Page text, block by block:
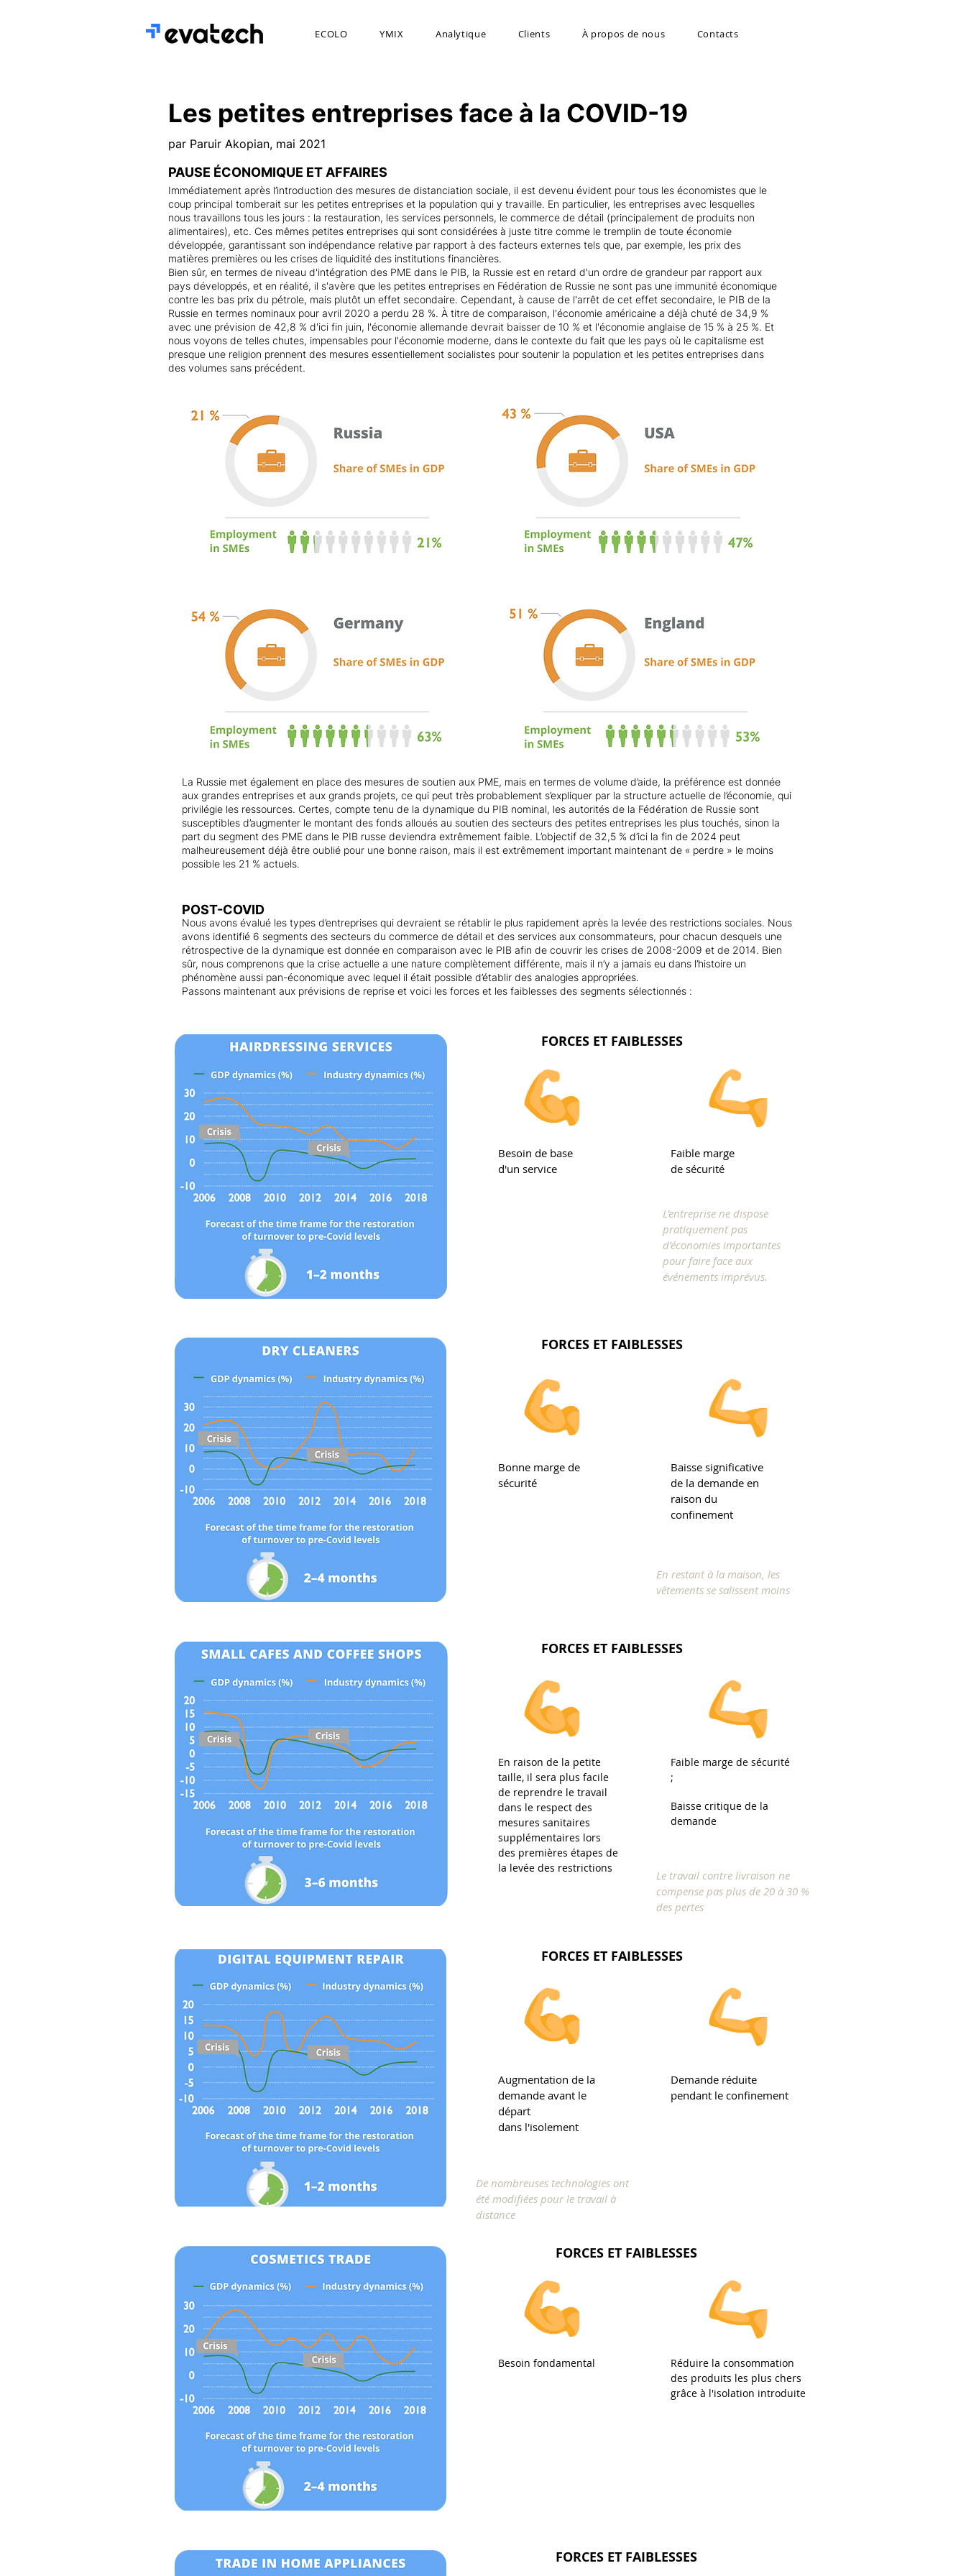
ECOLO YMIX Analytique Clients À propos de nous Contacts
Les petites entreprises face à la COVID-19
par Paruir Akopian, mai 2021
PAUSE ÉCONOMIQUE ET AFFAIRES
Immédiatement après l’introduction des mesures de distanciation sociale, il est devenu évident pour tous les économistes que le
coup principal tomberait sur les petites entreprises et la population qui y travaille. En particulier, les entreprises avec lesquelles
nous travaillons tous les jours : la restauration, les services personnels, le commerce de détail (principalement de produits non
alimentaires), etc. Ces mêmes petites entreprises qui sont considérées à juste titre comme le tremplin de toute économie
développée, garantissant son indépendance relative par rapport à des facteurs externes tels que, par exemple, les prix des
matières premières ou les crises de liquidité des institutions financières.
Bien sûr, en termes de niveau d'intégration des PME dans le PIB, la Russie est en retard d'un ordre de grandeur par rapport aux
pays développés, et en réalité, il s'avère que les petites entreprises en Fédération de Russie ne sont pas une immunité économique
contre les bas prix du pétrole, mais plutôt un effet secondaire. Cependant, à cause de l'arrêt de cet effet secondaire, le PIB de la
Russie en termes nominaux pour avril 2020 a perdu 28 %. À titre de comparaison, l'économie américaine a déjà chuté de 34,9 %
avec une prévision de 42,8 % d'ici fin juin, l'économie allemande devrait baisser de 10 % et l'économie anglaise de 15 % à 25 %. Et
nous voyons de telles chutes, impensables pour l'économie moderne, dans le contexte du fait que les pays où le capitalisme est
presque une religion prennent des mesures essentiellement socialistes pour soutenir la population et les petites entreprises dans
des volumes sans précédent.
La Russie met également en place des mesures de soutien aux PME, mais en termes de volume d’aide, la préférence est donnée
aux grandes entreprises et aux grands projets, ce qui peut très probablement s’expliquer par la structure actuelle de l’économie, qui
privilégie les ressources. Certes, compte tenu de la dynamique du PIB nominal, les autorités de la Fédération de Russie sont
susceptibles d’augmenter le montant des fonds alloués au soutien des secteurs des petites entreprises les plus touchés, sinon la
part du segment des PME dans le PIB russe deviendra extrêmement faible. L’objectif de 32,5 % d’ici la fin de 2024 peut
malheureusement déjà être oublié pour une bonne raison, mais il est extrêmement important maintenant de « perdre » le moins
possible les 21 % actuels.
Nous avons évalué les types d’entreprises qui devraient se rétablir le plus rapidement après la levée des restrictions sociales. Nous
avons identifié 6 segments des secteurs du commerce de détail et des services aux consommateurs, pour chacun desquels une
rétrospective de la dynamique est donnée en comparaison avec le PIB afin de couvrir les crises de 2008-2009 et de 2014. Bien
sûr, nous comprenons que la crise actuelle a une nature complètement différente, mais il n’y a jamais eu dans l’histoire un
phénomène aussi pan-économique avec lequel il était possible d’établir des analogies appropriées.
Passons maintenant aux prévisions de reprise et voici les forces et les faiblesses des segments sélectionnés :
POST-COVID
FORCES ET FAIBLESSES
Besoin de base
d'un service
Faible marge
de sécurité
L’entreprise ne dispose
pratiquement pas
d’économies importantes
pour faire face aux
événements imprévus.
FORCES ET FAIBLESSES
Bonne marge de
sécurité
Baisse significative
de la demande en
raison du
confinement
En restant à la maison, les
vêtements se salissent moins
FORCES ET FAIBLESSES
En raison de la petite
taille, il sera plus facile
de reprendre le travail
dans le respect des
mesures sanitaires
supplémentaires lors
des premières étapes de
la levée des restrictions
Faible marge de sécurité
;
Baisse critique de la
demande
Le travail contre livraison ne
compense pas plus de 20 à 30 %
des pertes
FORCES ET FAIBLESSES
Augmentation de la
demande avant le
départ
dans l'isolement
Demande réduite
pendant le confinement
De nombreuses technologies ont
été modifiées pour le travail à
distance
FORCES ET FAIBLESSES
Besoin fondamental
Réduire la consommation
des produits les plus chers
grâce à l'isolation introduite
FORCES ET FAIBLESSES